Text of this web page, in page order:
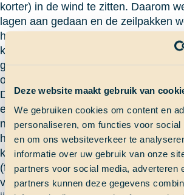
Deze website maakt gebruik van
We gebruiken cookies om content en
personaliseren, om functies voor social
en om ons websiteverkeer te
informatie over uw gebruik van onze
partners voor social media, adverteren
partners kunnen deze gegevens
korter) in de wind te zitten. Daarom
lagen aan gedaan en de zeilpakken
heen aangetrokken. Nadat we
kade, werden de koekjes en flessen
gehaald. Ik zat bij de rand van een
onderzeeër lag en daar kwamen dus
Die kijken je dan raar aan als je op
een zwerver bent. Gelukkig konden
niet verstaan en wisten we dus niet of
hadden. Na een tijdje krijg je het
kleding toch koud en besluit je eens
(fitnessoefeningen) te gaan doen. Nu
van elkaar af, dat we elkaar nog wel